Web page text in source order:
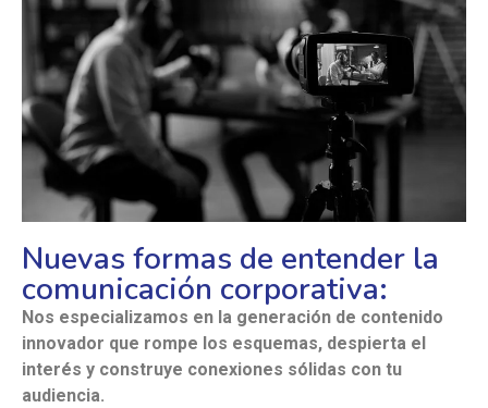
Nuevas formas de entender la
comunicación corporativa:
Nos especializamos en la generación de contenido
innovador que rompe los esquemas, despierta el
interés y construye conexiones sólidas con tu
audiencia.